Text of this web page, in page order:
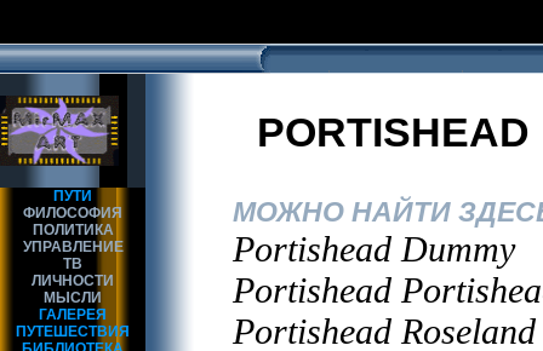
ПУТИ
ФИЛОСОФИЯ
ПОЛИТИКА
УПРАВЛЕНИЕ
ТВ
ЛИЧНОСТИ
МЫСЛИ
ГАЛЕРЕЯ
ПУТЕШЕСТВИЯ
PORTISHEAD
МОЖНО НАЙТИ
Portishead Dummy
Portishead
Portishead